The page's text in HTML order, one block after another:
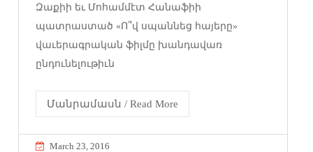
Զաքիի եւ Մոհամմէտ Հանաֆիի
պատրաստած «Ո՞վ սպաննեց հայերը»
վաւերագրական ֆիլմը խանդավառ
ընդունելութիւն
Մանրամասն / Read More
March 23, 2016